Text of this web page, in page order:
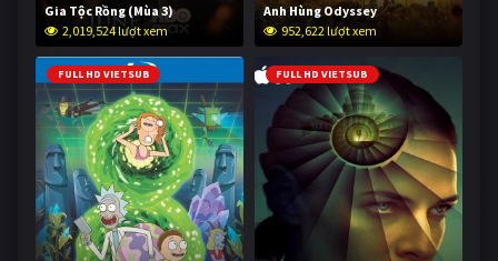
Gia Tộc Rồng (Mùa 3)
2,019,524 lượt xem
Anh Hùng Odyssey
952,622 lượt xem
FULL HD VIETSUB FULL HD VIETSUB